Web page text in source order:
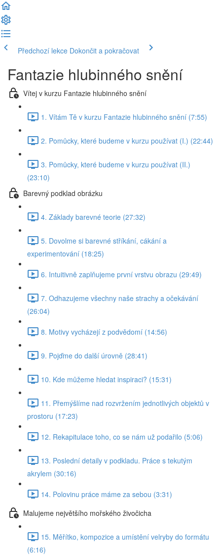
Předchozí lekce Dokončit a pokračovat
Fantazie hlubinného snění
Vítej v kurzu Fantazie hlubinného snění
1. Vítám Tě v kurzu Fantazie hlubinného snění (7:55)
2. Pomůcky, které budeme v kurzu používat (I.) (22:44)
3. Pomůcky, které budeme v kurzu používat (II.)
(23:10)
Barevný podklad obrázku
4. Základy barevné teorie (27:32)
5. Dovolme si barevné stříkání, cákání a
experimentování (18:25)
6. Intuitivně zaplňujeme první vrstvu obrazu (29:49)
7. Odhazujeme všechny naše strachy a očekávání
(26:04)
8. Motivy vycházejí z podvědomí (14:56)
9. Pojďme do další úrovně (28:41)
10. Kde můžeme hledat inspiraci? (15:31)
11. Přemýšlíme nad rozvržením jednotlivých objektů v
prostoru (17:23)
12. Rekapitulace toho, co se nám už podařilo (5:06)
13. Poslední detaily v podkladu. Práce s tekutým
akrylem (30:16)
14. Polovinu práce máme za sebou (3:31)
Malujeme největšího mořského živočicha
15. Měřítko, kompozice a umístění velryby do formátu
(6:16)